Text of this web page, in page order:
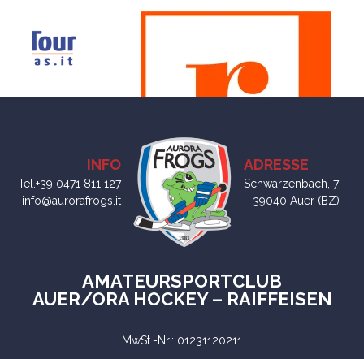
INFO
Tel.+39 0471 811 127
info@aurorafrogs.it
ADRESSE
Schwarzenbach, 7
I–39040 Auer (BZ)
AMATEURSPORTCLUB
AUER/ORA HOCKEY – RAIFFEISEN
MwSt.-Nr.: 01231120211